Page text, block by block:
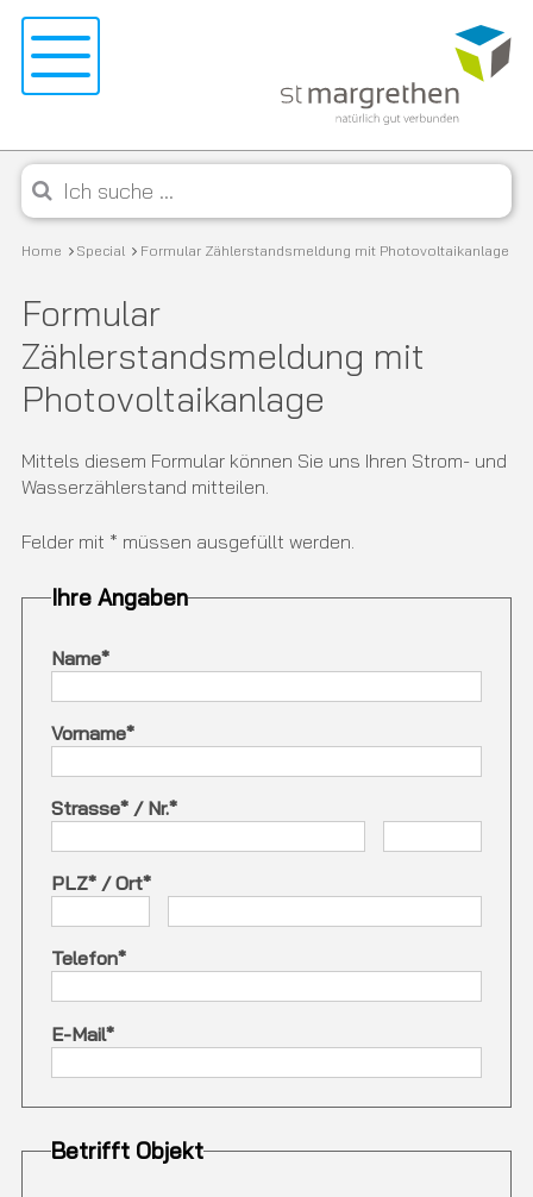
Navigieren in St. Margrethen
Schnellnavigation
Suchbegriff
Suche starten
Mobile Navigation
Menu
Breadcrumb
Home Special Formular Zählerstandsmeldung mit Photovoltaikanlage
Formular
Zählerstandsmeldung mit
Photovoltaikanlage
Mittels diesem Formular können Sie uns Ihren Strom- und
Wasserzählerstand mitteilen.
Felder mit * müssen ausgefüllt werden.
Ihre Angaben
Name*
Vorname*
Strasse*/ Nr.*
PLZ*/ Ort*
Telefon*
E-Mail*
Betrifft Objekt